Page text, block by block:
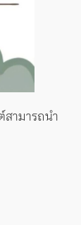
ามารถนำ